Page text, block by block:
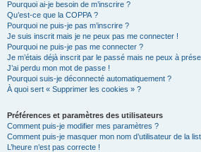
Pourquoi ai-je besoin de m’inscrire ?
Qu’est-ce que la COPPA ?
Pourquoi ne puis-je pas m’inscrire ?
Je suis inscrit mais je ne peux pas me connecter !
Pourquoi ne puis-je pas me connecter ?
Je m’étais déjà inscrit par le passé mais ne peux à
J’ai perdu mon mot de passe !
Pourquoi suis-je déconnecté automatiquement ?
À quoi sert « Supprimer les cookies » ?
Préférences et paramètres des utilisateurs
Comment puis-je modifier mes paramètres ?
Comment puis-je masquer mon nom d’utilisateur de la
L’heure n’est pas correcte !